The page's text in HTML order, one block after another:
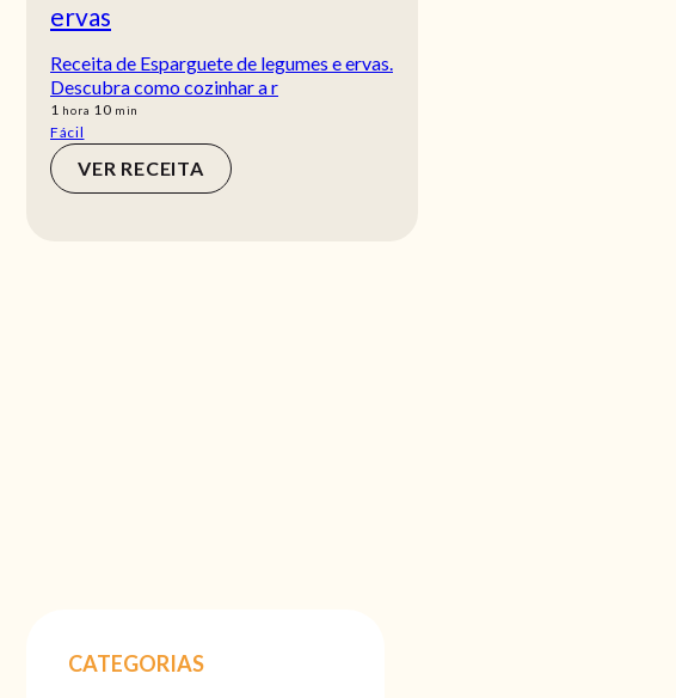
ervas
Receita de Esparguete de legumes e ervas.
Descubra como cozinhar a r
1 hora
hora 10min
min
Fácil
VER RECEITA
CATEGORIAS